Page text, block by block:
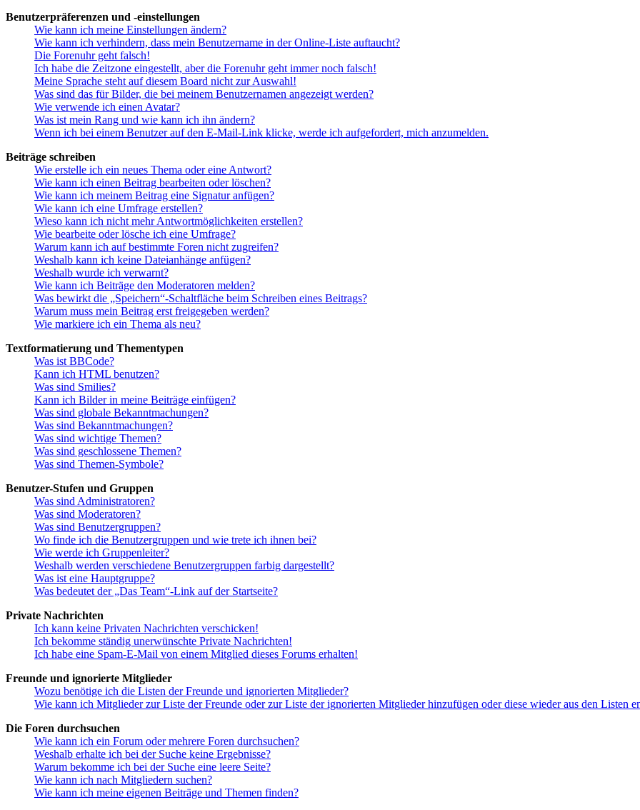
Benutzerpräferenzen und -einstellungen
Wie kann ich meine Einstellungen ändern?
Wie kann ich verhindern, dass mein Benutzername in der Online-Liste auftaucht?
Die Forenuhr geht falsch!
Ich habe die Zeitzone eingestellt, aber die Forenuhr geht immer noch falsch!
Meine Sprache steht auf diesem Board nicht zur Auswahl!
Was sind das für Bilder, die bei meinem Benutzernamen angezeigt werden?
Wie verwende ich einen Avatar?
Was ist mein Rang und wie kann ich ihn ändern?
Wenn ich bei einem Benutzer auf den E-Mail-Link klicke, werde ich aufgefordert, mich anzumelden.
Beiträge schreiben
Wie erstelle ich ein neues Thema oder eine Antwort?
Wie kann ich einen Beitrag bearbeiten oder löschen?
Wie kann ich meinem Beitrag eine Signatur anfügen?
Wie kann ich eine Umfrage erstellen?
Wieso kann ich nicht mehr Antwortmöglichkeiten erstellen?
Wie bearbeite oder lösche ich eine Umfrage?
Warum kann ich auf bestimmte Foren nicht zugreifen?
Weshalb kann ich keine Dateianhänge anfügen?
Weshalb wurde ich verwarnt?
Wie kann ich Beiträge den Moderatoren melden?
Was bewirkt die „Speichern“-Schaltfläche beim Schreiben eines Beitrags?
Warum muss mein Beitrag erst freigegeben werden?
Wie markiere ich ein Thema als neu?
Textformatierung und Thementypen
Was ist BBCode?
Kann ich HTML benutzen?
Was sind Smilies?
Kann ich Bilder in meine Beiträge einfügen?
Was sind globale Bekanntmachungen?
Was sind Bekanntmachungen?
Was sind wichtige Themen?
Was sind geschlossene Themen?
Was sind Themen-Symbole?
Benutzer-Stufen und Gruppen
Was sind Administratoren?
Was sind Moderatoren?
Was sind Benutzergruppen?
Wo finde ich die Benutzergruppen und wie trete ich ihnen bei?
Wie werde ich Gruppenleiter?
Weshalb werden verschiedene Benutzergruppen farbig dargestellt?
Was ist eine Hauptgruppe?
Was bedeutet der „Das Team“-Link auf der Startseite?
Private Nachrichten
Ich kann keine Privaten Nachrichten verschicken!
Ich bekomme ständig unerwünschte Private Nachrichten!
Ich habe eine Spam-E-Mail von einem Mitglied dieses Forums erhalten!
Freunde und ignorierte Mitglieder
Wozu benötige ich die Listen der Freunde und ignorierten Mitglieder?
Wie kann ich Mitglieder zur Liste der Freunde oder zur Liste der ignorierten Mitglieder hinzufügen oder diese wieder aus den Listen
Die Foren durchsuchen
Wie kann ich ein Forum oder mehrere Foren durchsuchen?
Weshalb erhalte ich bei der Suche keine Ergebnisse?
Warum bekomme ich bei der Suche eine leere Seite?
Wie kann ich nach Mitgliedern suchen?
Wie kann ich meine eigenen Beiträge und Themen finden?